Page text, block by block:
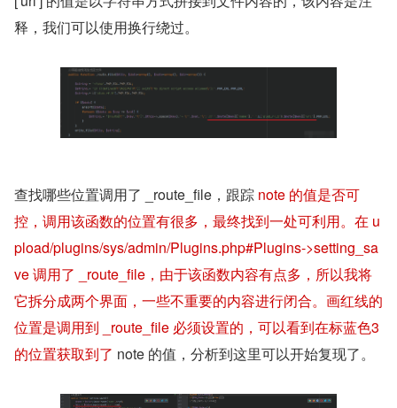
释，我们可以使用换行绕过。
查找哪些位置调用了 _route_file，跟踪 note 的值是否可
控，调用该函数的位置有很多，最终找到一处可利用。在 u
pload/plugins/sys/admin/Plugins.php#Plugins->setting_sa
ve 调用了 _route_file，由于该函数内容有点多，所以我将
它拆分成两个界面，一些不重要的内容进行闭合。画红线的
位置是调用到 _route_file 必须设置的，可以看到在标蓝色3
的位置获取到了 note 的值，分析到这里可以开始复现了。